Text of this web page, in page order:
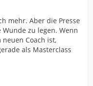
mehr. Aber die Presse
zu legen. Wenn
Coach ist,
als Masterclass